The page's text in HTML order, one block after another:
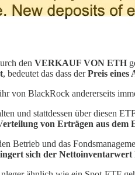
den VERKAUF VON ETH
, bedeutet das dass derPreis eines
von BlackRock andererseits
und stattdessen über diesen
von Erträgen aus dem
Betrieb und das
sich der